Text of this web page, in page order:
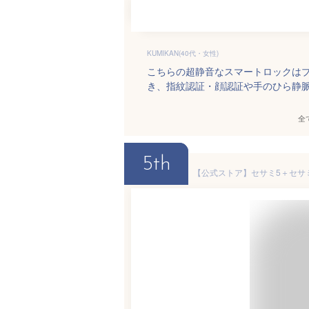
KUMIKAN(40代・女性)
こちらの超静音なスマートロックは
き、指紋認証・顔認証や手のひら静
全
5th